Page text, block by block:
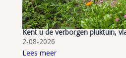
Kent u de verborgen pluktuin,
2-08-2026
Lees meer